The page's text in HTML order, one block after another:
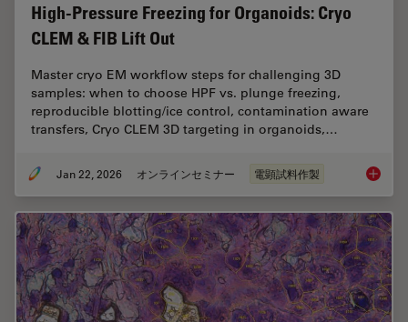
High-Pressure Freezing for Organoids: Cryo
CLEM & FIB Lift Out
Master cryo EM workflow steps for challenging 3D
samples: when to choose HPF vs. plunge freezing,
reproducible blotting/ice control, contamination aware
transfers, Cryo CLEM 3D targeting in organoids,…
Jan 22, 2026 オンラインセミナー 電顕試料作製 High-